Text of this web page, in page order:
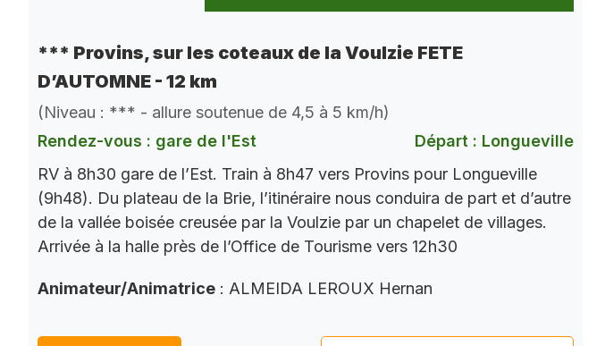
*** Provins, sur les coteaux de la Voulzie FETE
D’AUTOMNE - 12 km
(Niveau : *** - allure soutenue de 4,5 à 5 km/h)
Rendez-vous : gare de l'Est
Départ : Longueville
RV à 8h30 gare de l’Est. Train à 8h47 vers Provins pour Longueville
(9h48). Du plateau de la Brie, l’itinéraire nous conduira de part et d’autre
de la vallée boisée creusée par la Voulzie par un chapelet de villages.
Arrivée à la halle près de l’Office de Tourisme vers 12h30
Animateur/Animatrice : ALMEIDA LEROUX Hernan